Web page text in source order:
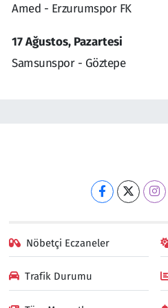
Amed - Erzurumspor FK
17 Ağustos, Pazartesi
Samsunspor - Göztepe
Nöbetçi Eczaneler
Trafik Durumu